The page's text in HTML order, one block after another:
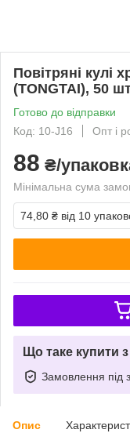
Повітряні кулі
(TONGTAI), 50
Готово до відправки
Код: 10-J16
Опт і
88 ₴/
Мінімальна сума
74,80 ₴ від 10
Що таке купити
Замовлення під
Опис